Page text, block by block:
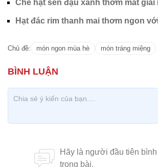
Chè hạt sen đậu xanh thơm mát giải
Hạt đác rim thanh mai thơm ngon
Chủ đề: món ngon mùa hè món tráng miệng